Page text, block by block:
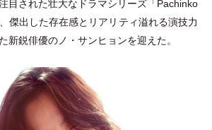
目された壮大なドラマシリーズ 「Pachinko
傑出した存在感とリアリティ溢れる演技力
新鋭俳優のノ ・ サンヒョンを迎えた。